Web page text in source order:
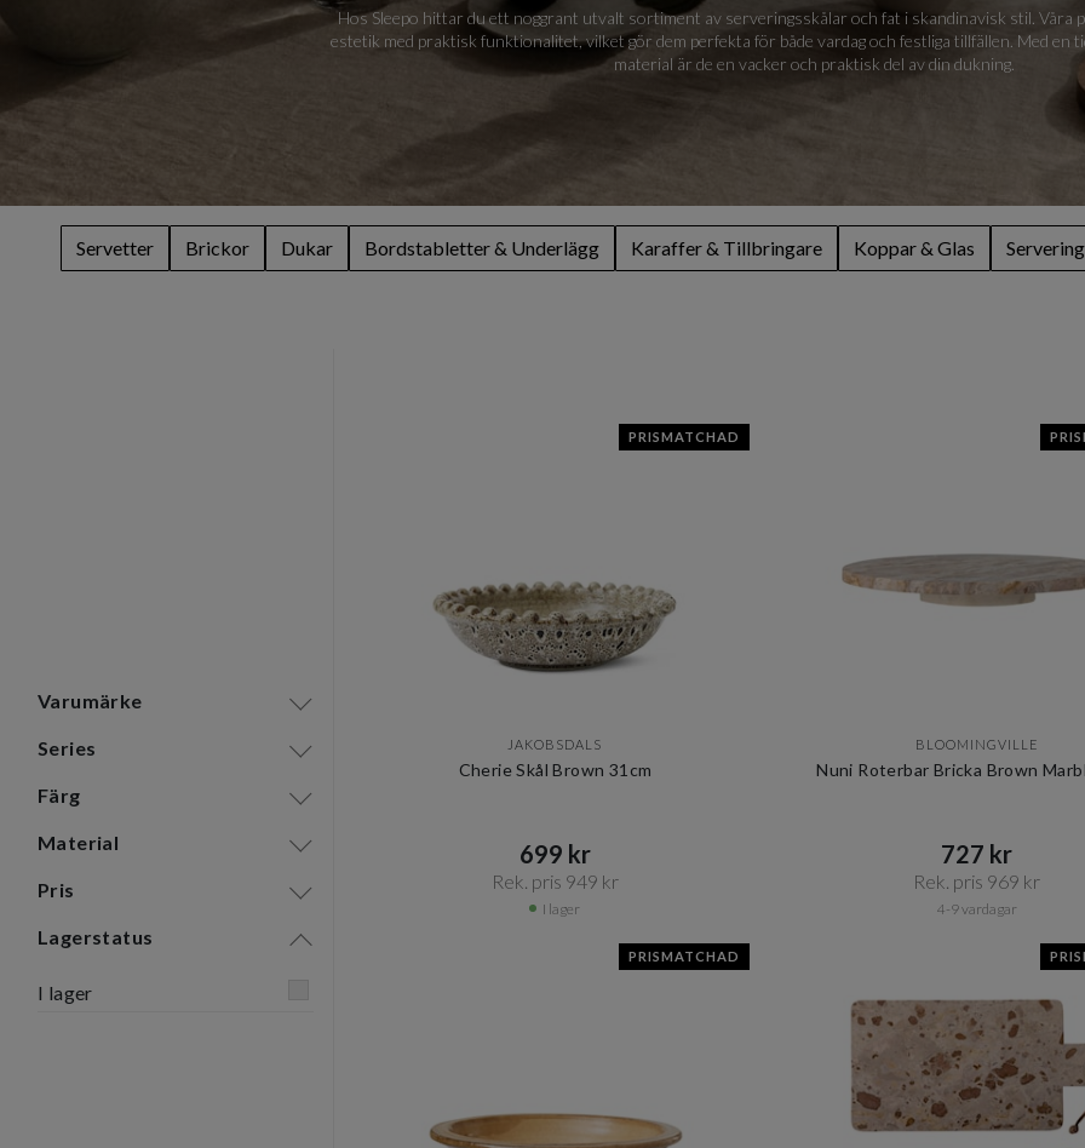
Hos Sleepo hittar du ett noggrant utvalt sortiment av serveringsskålar och fat i skandinavisk stil.
estetik med praktisk funktionalitet, vilket gör dem perfekta för både vardag och festliga tillfällen. Med en
material är de en vacker och praktisk del av din dukning.
Servetter Brickor Dukar Bordstabletter & Underlägg Karaffer & Tillbringare Koppar & Glas
Varumärke
Series
Färg
Material
Pris
Lagerstatus
I lager
PRISMATCHAD
JAKOBSDALS
Cherie Skål Brown 31cm
699 kr​​
Rek. pris 949 kr​​
I lager
BLOOMINGVILLE
Nuni Roterbar Bricka Brown
727 kr​​
Rek. pris 969 kr​​
4-9 vardagar
PRISMATCHAD